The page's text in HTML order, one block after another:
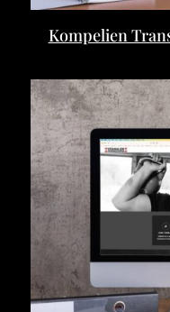
Kompelien